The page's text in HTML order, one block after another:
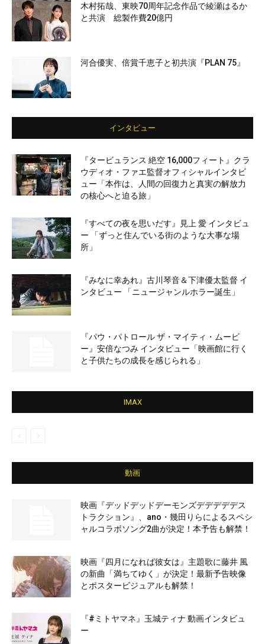
木村拓哉、東映70周年記念作品で綾瀬はるか
と共演 総製作費20億円
河合優実、倍賞千恵子と初共演『PLAN 75』
インタビュー
『タービュランス 絶空 16,000フィート』クラ
ウディオ・ファエ監督オフィシャルインタビ
ュー「本作は、人間の回復力と真実の解放力
の核心へと迫る旅」
『すべての夜を思いだす』見上 愛 インタビュ
ー 「ずっと住んでいる街のような大事な場
所」
『みなに幸あれ』古川琴音＆下津優太監督 イ
ンタビュー 「ニュージャンルホラー誕生」
『パウ・パトロール ザ・マイティ・ムービ
ー』安倍なつみ インタビュー「映画館に行く
と子供たちの成長を感じられる」
IMAX
動画
映画『デッドデッドデーモンズデデデデデス
トラクション』、ano・幾田りらによるスペシ
ャルコラボソング2曲が決定！本予告も解禁！
映画『四月になれば彼女は』主題歌に藤井 風
の新曲「満ちてゆく」が決定！最新予告映像
とポスタービジュアルも解禁！
『#ミトヤマネ』玉城ティナ 動画インタビュ
ー